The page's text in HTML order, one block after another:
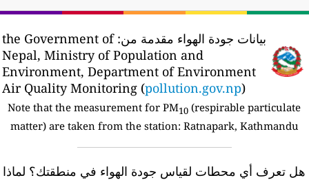
بيانات جودة الهواء مقدمة من: the Government of
Nepal, Ministry of Population and
Environment, Department of Environment
Air Quality Monitoring (pollution.gov.np)
Note that the measurement for PM10(respirable particulate
matter) are taken from the station:Ratnapark, Kathmandu
هل تعرف أي محطات لقياس جودة الهواء في منطقتك؟ لماذا